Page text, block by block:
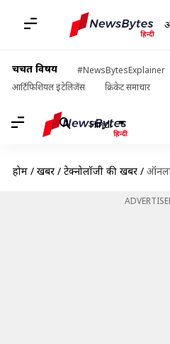
चर्चित विषय #NewsBytesExplainer
आर्टिफिशियल इंटेलिजेंस
क्रिकेट समाचार
Hindi
होम / खबरें / टेक्नोलॉजी की खबरें / ऑनलाइन